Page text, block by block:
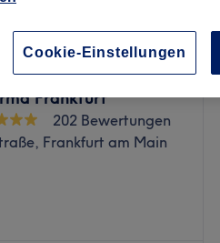
dreht sich alles um
Frankfurt
202 Bewertungen
Frankfurt am Main
Cookie-Einstellungen